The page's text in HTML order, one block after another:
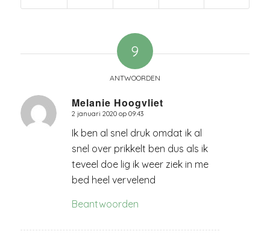
9
ANTWOORDEN
Melanie Hoogvliet
zegt:
2 januari 2020 op 09:43
Ik ben al snel druk omdat ik al
snel over prikkelt ben dus als ik
teveel doe lig ik weer ziek in me
bed heel vervelend
Beantwoorden